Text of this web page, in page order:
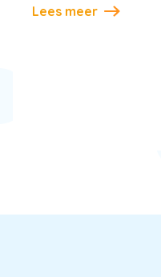
Lees meer